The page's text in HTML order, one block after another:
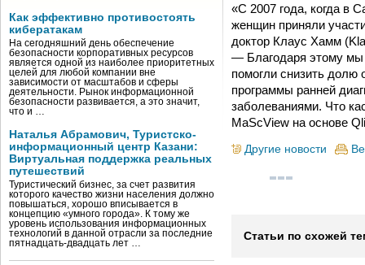
Как эффективно противостоять
кибератакам
На сегодняшний день обеспечение
безопасности корпоративных ресурсов
является одной из наиболее приоритетных
целей для любой компании вне
зависимости от масштабов и сферы
деятельности. Рынок информационной
безопасности развивается, а это значит,
что и …
Наталья Абрамович, Туристско-
информационный центр Казани:
Виртуальная поддержка реальных
путешествий
Туристический бизнес, за счет развития
которого качество жизни населения должно
повышаться, хорошо вписывается в
концепцию «умного города». К тому же
уровень использования информационных
технологий в данной отрасли за последние
пятнадцать-двадцать лет …
«С 2007 года, когда в
женщин приняли
доктор Клаус Хамм
— Благодаря этому
помогли снизить долю
программы ранней
заболеваниями. Что
MaScView на основе
Другие новости
Статьи по схожей